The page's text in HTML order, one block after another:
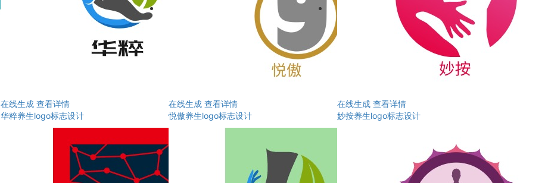
在线生成 查看详情
华粹养生logo标志设计
在线生成 查看详情
悦傲养生logo标志设计
在线生成 查看详情
妙按养生logo标志设计